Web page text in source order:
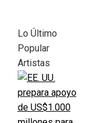
Lo Último
Popular
Artistas